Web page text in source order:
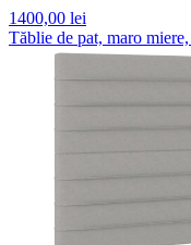
1400,00 lei
Tăblie de pat, maro